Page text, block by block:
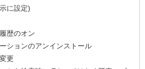
に設定)
歴のオン
ションのアンインストール
更